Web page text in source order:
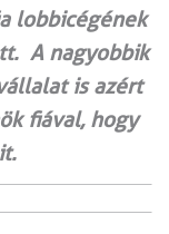
lobbicégének
A nagyobbik
is azért
fiával, hogy